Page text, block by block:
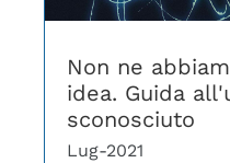
Non ne
idea. Guida
sconosciuto
Lug-2021